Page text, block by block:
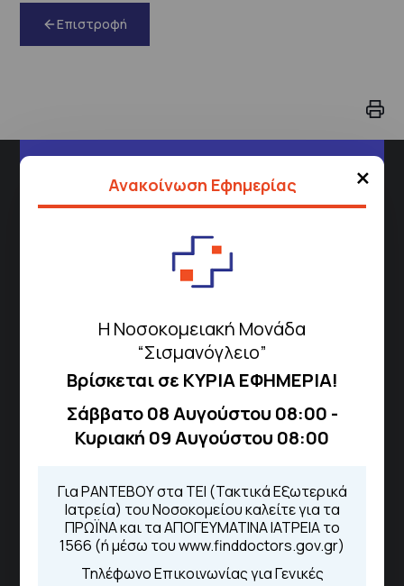
×
Ανακοίνωση Εφημερίας
Η Νοσοκομειακή Μονάδα
“Σισμανόγλειο”
Βρίσκεται σε ΚΥΡΙΑ ΕΦΗΜΕΡΙΑ!
Σάββατο 08 Αυγούστου 08:00 -
Κυριακή 09 Αυγούστου 08:00
Για ΡΑΝΤΕΒΟΥ στα ΤΕΙ (Τακτικά Εξωτερικά
Ιατρεία) του Νοσοκομείου καλείτε για τα
ΠΡΩΪΝΑ και τα ΑΠΟΓΕΥΜΑΤΙΝΑ ΙΑΤΡΕΙΑ το
1566 (ή μέσω του www.finddoctors.gov.gr)
Τηλέφωνο Επικοινωνίας για Γενικές
Επιστροφή
Διεύθυνση
Μαρούσι 151 26,
Περιοχής
Πως να έρθετε με ΜΜΜ
Τηλέφωνα για Ραντεβού
Για τα πρωινά και τα απογευματινά
Από τον ιστότοποeΡαντεβού
Καλώντας στην φωνητική πύλη του
1566
Μέσω της εφαρμογής "MyHealth
App"